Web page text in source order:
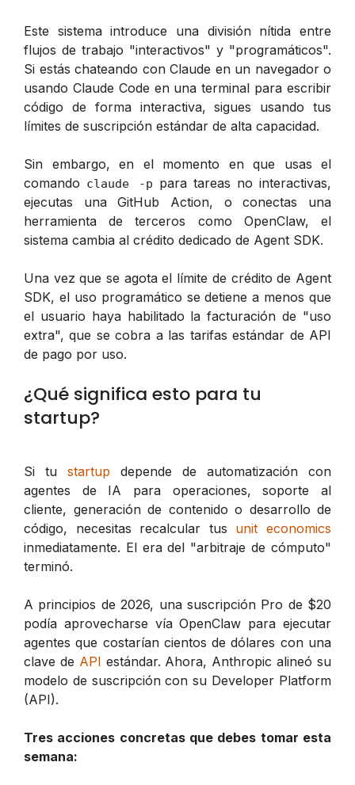
Este sistema introduce una división nítida entre
flujos de trabajo "interactivos" y "programáticos".
Si estás chateando con Claude en un navegador o
usando Claude Code en una terminal para escribir
código de forma interactiva, sigues usando tus
límites de suscripción estándar de alta capacidad.
Sin embargo, en el momento en que usas el
comando claude -p para tareas no interactivas,
ejecutas una GitHub Action, o conectas una
herramienta de terceros como OpenClaw, el
sistema cambia al crédito dedicado de Agent SDK.
Una vez que se agota el límite de crédito de Agent
SDK, el uso programático se detiene a menos que
el usuario haya habilitado la facturación de "uso
extra", que se cobra a las tarifas estándar de API
de pago por uso.
¿Qué significa esto para tu
startup?
Si tu startup depende de automatización con
agentes de IA para operaciones, soporte al
cliente, generación de contenido o desarrollo de
código, necesitas recalcular tus unit economics
inmediatamente. El era del "arbitraje de cómputo"
terminó.
A principios de 2026, una suscripción Pro de $20
podía aprovecharse vía OpenClaw para ejecutar
agentes que costarían cientos de dólares con una
clave de API estándar. Ahora, Anthropic alineó su
modelo de suscripción con su Developer Platform
(API).
Tres acciones concretas que debes tomar esta
semana: